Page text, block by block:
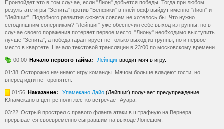
Произойдет это в том случае, если "Лион" добьется победы. Тогда при любом
результате игры "Зенита" против "Бенфики" в плей-офф выйдут именно "Лион" и
"Лейпциг". Подобного развития сюжета совсем не хотелось бы. Что нужно
сегодняшним соперникам? "Лейпциг" уже обеспечил себе выход из группы, но в
случае своего поражения потеряет первое место. "Лиону" необходимо выступить
лучше "Зенита", а победа гарантирует не только выход из группы, но и первое
место в квартете. Начало текстовой трансляции в 23:00 по московскому времени.
00:00 Начало первого тайма: Лейпциг вводит мяч в игру.
01:38 Осторожно начинают игру команды. Мячом больше владеют гости, но
вперед идти не торопятся.
01:56 Наказание: Упамекано Дайо (Лейпциг) получает предупреждение.
Юпамекано в центре поля жестко встречает Ауара.
03:22 Острый прострел с правого фланга атаки в штрафную на Вернера
прерывается своевременно сыгравшим на выходе Лопешом.